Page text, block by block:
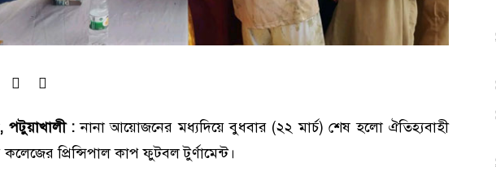
পটুয়াখালী : নানা আয়োজনের মধ্যদিয়ে বুধবার (২২ মার্চ) শেষ হলো ঐতিহ্যবাহী
প্রিন্সিপাল কাপ ফুটবল টুর্ণামেন্ট।